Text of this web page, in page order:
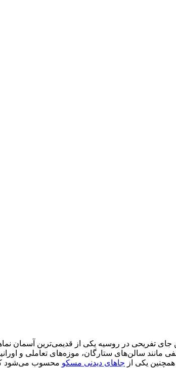
تفریحی در روسیه یکی از قدیمی‌ترین آسمان
سالن‌های ستارگان، موزه‌های تعاملی و
یکی از جاهای دیدنی مسکو محسوب می‌شود که